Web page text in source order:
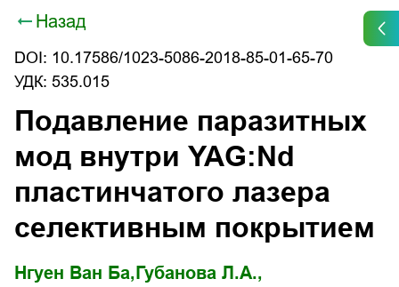
Назад
DOI: 10.17586/1023-5086-2018-85-01-65-70
УДК: 535.015
Подавление паразитных
мод внутри YAG:Nd
пластинчатого лазера
селективным покрытием
Нгуен Ван Ба, Губанова Л.А.,